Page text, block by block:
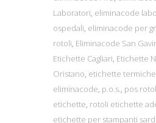
Laboratori, eliminacode
ospedali, eliminacode per
rotoli, Eliminacode San
Etichette Cagliari, Etichette
Oristano, etichette termiche
eliminacode, p.o.s., pos
etichette, rotoli etichette
etichette per stampanti